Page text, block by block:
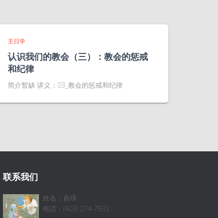
主日学
认识我们的教会（三）：教会的惩戒
和纪律
简介暂缺 讲义：03_教会的惩戒和纪律
联系我们
姓名：俞瑛
电话：(403) 274-7832